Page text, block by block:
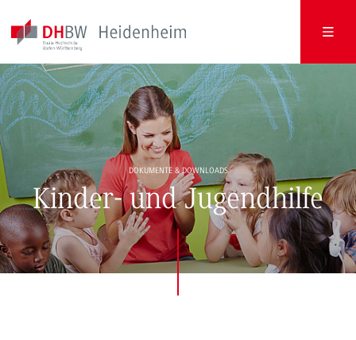
DOKUMENTE & DOWNLOADS
Kinder- und Jugendhilfe